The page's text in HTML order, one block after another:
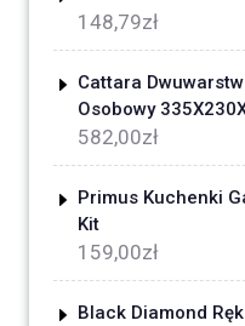
148,79zł
Cattara
Osobowy
582,00zł
Primus Kuchenki
Kit
159,00zł
Black Diamond